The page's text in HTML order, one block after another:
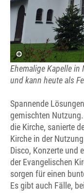
Ehemalige Kapelle in
und kann heute als
Spannende
gemischten
die Kirche, sanierte
Kirche in der
Disco, Konzerte und
der Evangelischen
sorgen für einen
Es gibt auch Fälle,